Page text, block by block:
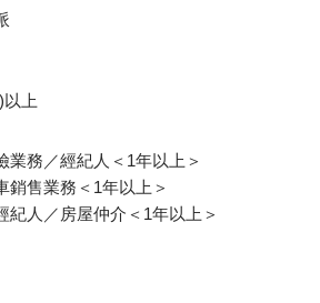
上
業務／經紀人＜1年以上＞
銷售業務＜1年以上＞
紀人／房屋仲介＜1年以上＞